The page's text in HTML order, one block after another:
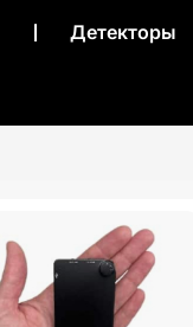
❘ Детекторы